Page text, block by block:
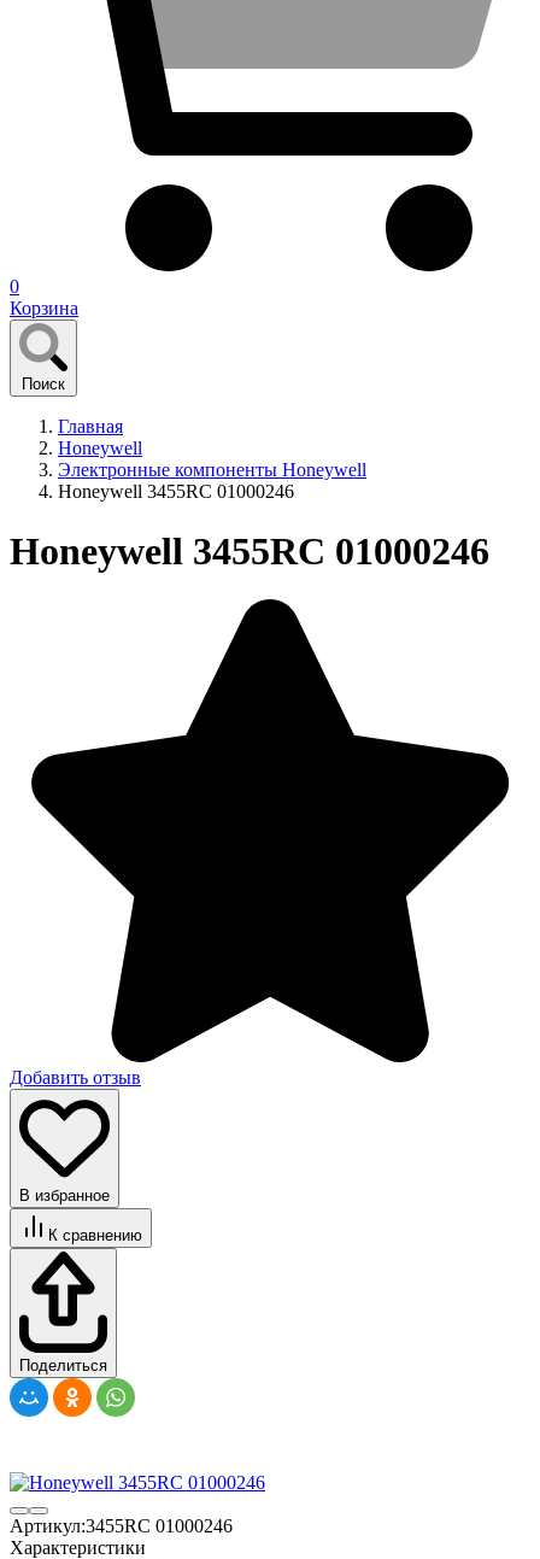
0
Корзина
Поиск
Главная
Honeywell
Электронные компоненты Honeywell
Honeywell 3455RC 01000246
Honeywell 3455RC 01000246
Добавить отзыв
В избранное
К сравнению
Поделиться
Артикул:3455RC 01000246
Характеристики